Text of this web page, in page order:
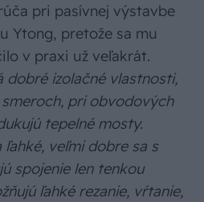
pri pasívnej výstavbe
Ytong, pretože sa mu
v praxi už veľakrát.
dobré izolačné vlastnosti,
pri obvodových
tepelné mosty.
ľahké, veľmi dobre sa s
spojenie len tenkou
ľahké rezanie, vŕtanie,